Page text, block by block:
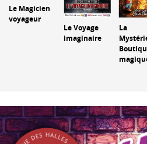
Le Magicien
voyageur
Le Voyage
imaginaire
La